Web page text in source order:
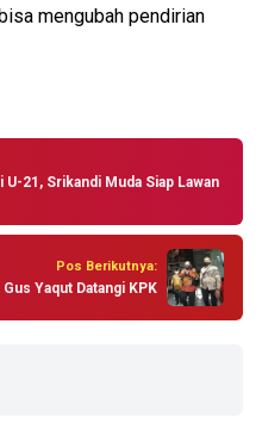
mengubah pendirian
U-21, Srikandi Muda Siap Lawan
Pos Berikutnya:
Yaqut Datangi KPK